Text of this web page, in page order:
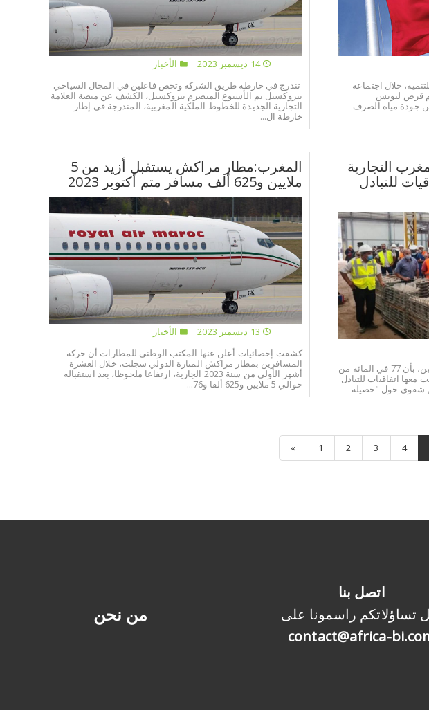
14 ديسمبر 2023
الأخبار
تندرج في خارطة طريق الشركة وتخص فاعلين في المجال السياحي
ببروكسيل تم الأسبوع المنصرم ببروكسيل، الكشف عن منصة العلامة
التجارية الجديدة للخطوط الملكية المغربية، المندرجة في إطار
خارطة ال...
خلال اجتماعه
2023، على تقديم قرض لتونس
جودة مياه الصرف
المغرب:مطار مراكش يستقبل أزيد من 5
ملايين و625 ألف مسافر متم أكتوبر 2023
الأخبار
كشفت إحصائيات أعلن عنها المكتب الوطني للمطارات أن حركة
المسافرين بمطار مراكش المنارة الدولي سجلت، خلال العشرة
أشهر الأولى من سنة 2023 الجارية، ارتفاعا ملحوظا، بعد استقباله
حوالي 5 ملايين و625 ألفا و76...
المغرب التجارية
للتبادل
أفاد وزير الصناعة والتجارة، رياض مزور، الاثنين، بأن 77 في المائة من
معها اتفاقيات للتبادل
شفوي حول "حصيلة
« 1 2 3 4
من نحن
اتصل بنا
تساؤلاتكم راسمونا على
contact@africa-